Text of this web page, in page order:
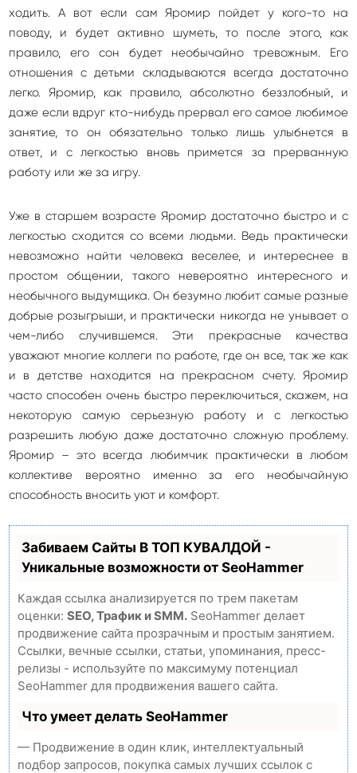
ходить. А вот если сам Яромир пойдет у кого-то на
поводу, и будет активно шуметь, то после этого, как
правило, его сон будет необычайно тревожным. Его
отношения с детьми складываются всегда достаточно
легко. Яромир, как правило, абсолютно беззлобный, и
даже если вдруг кто-нибудь прервал его самое любимое
занятие, то он обязательно только лишь улыбнется в
ответ, и с легкостью вновь примется за прерванную
работу или же за игру.
Уже в старшем возрасте Яромир достаточно быстро и с
легкостью сходится со всеми людьми. Ведь практически
невозможно найти человека веселее, и интереснее в
простом общении, такого невероятно интересного и
необычного выдумщика. Он безумно любит самые разные
добрые розыгрыши, и практически никогда не унывает о
чем-либо случившемся. Эти прекрасные качества
уважают многие коллеги по работе, где он все, так же как
и в детстве находится на прекрасном счету. Яромир
часто способен очень быстро переключиться, скажем, на
некоторую самую серьезную работу и с легкостью
разрешить любую даже достаточно сложную проблему.
Яромир – это всегда любимчик практически в любом
коллективе вероятно именно за его необычайную
способность вносить уют и комфорт.
Забиваем Сайты В ТОП КУВАЛДОЙ -
Уникальные возможности от SeoHammer
Каждая ссылка анализируется по трем пакетам
оценки: SEO, Трафик и SMM. SeoHammer делает
продвижение сайта прозрачным и простым занятием.
Ссылки, вечные ссылки, статьи, упоминания, пресс-
релизы - используйте по максимуму потенциал
SeoHammer для продвижения вашего сайта.
Что умеет делать SeoHammer
— Продвижение в один клик, интеллектуальный
подбор запросов, покупка самых лучших ссылок с